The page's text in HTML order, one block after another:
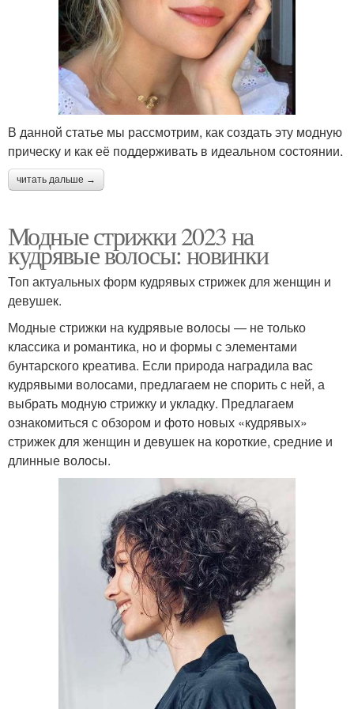
В данной статье мы рассмотрим, как создать эту модную
прическу и как её поддерживать в идеальном состоянии.
читать дальше →
Модные стрижки 2023 на
кудрявые волосы: новинки
Топ актуальных форм кудрявых стрижек для женщин и
девушек.
Модные стрижки на кудрявые волосы — не только
классика и романтика, но и формы с элементами
бунтарского креатива. Если природа наградила вас
кудрявыми волосами, предлагаем не спорить с ней, а
выбрать модную стрижку и укладку.⁣⁣ Предлагаем
ознакомиться с обзором и фото новых «кудрявых»
стрижек для женщин и девушек на короткие, средние и
длинные волосы.